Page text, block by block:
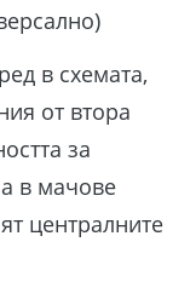
в схемата,
от втора
за
в мачове
централните
X